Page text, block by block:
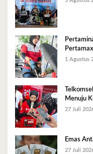
1 Agustus
Menuju
27 Juli
Emas
27 Juli